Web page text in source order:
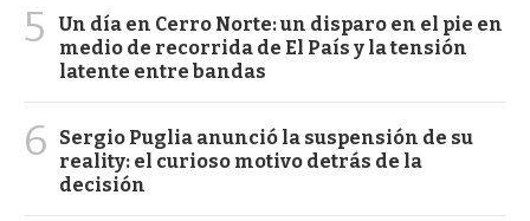
5
Un día en Cerro Norte: un disparo en el pie en
medio de recorrida de El País y la tensión
latente entre bandas
6
Sergio Puglia anunció la suspensión de su
reality: el curioso motivo detrás de la
decisión